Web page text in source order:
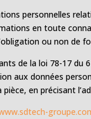
personnelles
en toute
ou non de
de la loi 78-17
aux données
en précisant